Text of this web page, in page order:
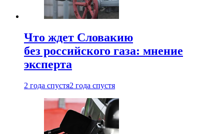
Что ждет Словакию
без российского газа: мнение
эксперта
2 года спустя2 года спустя